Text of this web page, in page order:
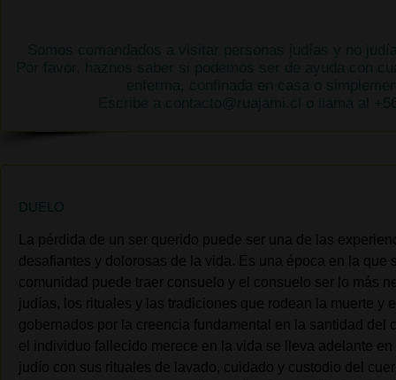
DUELO
La pérdida de un ser querido puede ser una de las
desafiantes y dolorosas de la vida. Es una época en la que
comunidad puede traer consuelo y el consuelo ser lo más
judías, los rituales y las tradiciones que rodean la muerte y
gobernados por la creencia fundamental en la santidad del
el individuo fallecido merece en la vida se lleva adelante
judío con sus rituales de lavado, cuidado y custodio del